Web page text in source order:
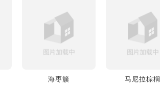
海枣簇 马尼拉棕榈